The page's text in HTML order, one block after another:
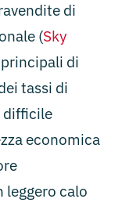
di
(Sky
di
tassi di
difficile
economica
leggero calo